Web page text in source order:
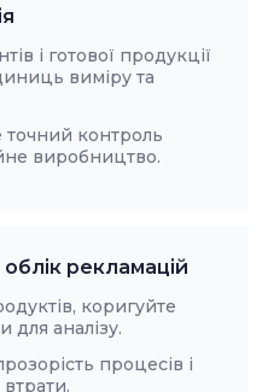
і готової продукції
виміру та
точний контроль
виробництво.
рекламацій
коригуйте
для аналізу.
процесів і